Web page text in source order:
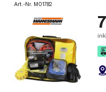
Art.-Nr. M01782
inkl.